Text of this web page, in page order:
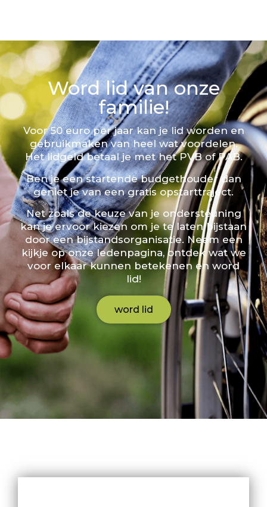
Word lid van onze
familie!
Voor 50 euro per jaar kan je lid worden en
gebruikmaken van heel wat voordelen.
Het lidgeld betaal je met het PVB of PAB.
Ben je een startende budgethouder dan
geniet je van een gratis opstarttraject.
Net zoals de keuze van je ondersteuning
kan je ervoor kiezen om je te laten bijstaan
door een bijstandsorganisatie. Neem een
kijkje op onze ledenpagina, ontdek wat we
voor elkaar kunnen betekenen en word
lid!
word lid